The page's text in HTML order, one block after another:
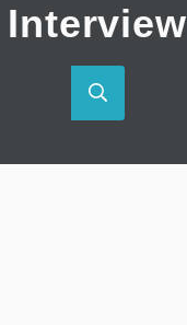
Interview